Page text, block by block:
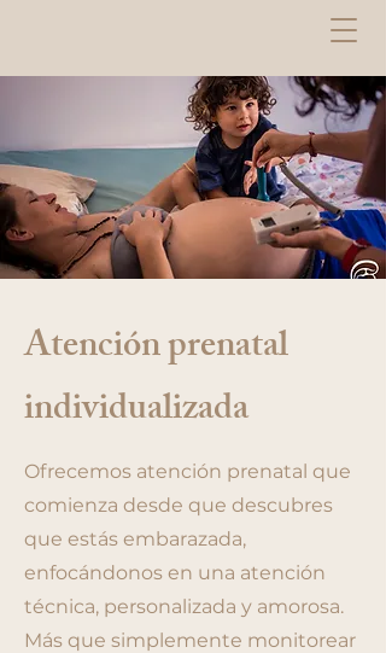
Atención prenatal
individualizada
Ofrecemos atención prenatal que
comienza desde que descubres
que estás embarazada,
enfocándonos en una atención
técnica, personalizada y amorosa.
Más que simplemente monitorear